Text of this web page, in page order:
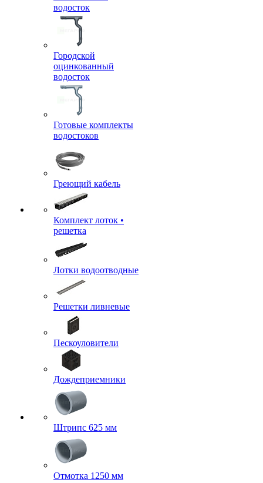
водосток
Городской
оцинкованный
водосток
Готовые комплекты
водостоков
Греющий кабель
Комплект лоток •
решетка
Лотки водоотводные
Решетки ливневые
Пескоуловители
Дождеприемники
Штрипс 625 мм
Отмотка 1250 мм